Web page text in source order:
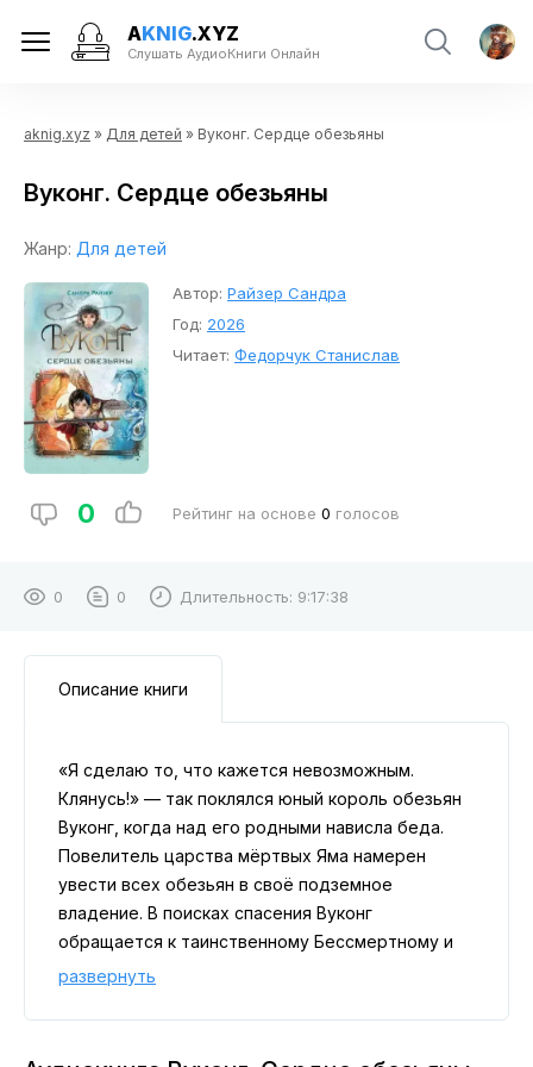
AKNIG.XYZ
Слушать АудиоКниги Онлайн
aknig.xyz » Для детей » Вуконг. Сердце обезьяны
Вуконг. Сердце обезьяны
Жанр: Для детей
Автор: Райзер Сандра
Год: 2026
Читает: Федорчук Станислав
0 Рейтинг на основе 0 голосов
0 0 Длительность: 9:17:38
Описание книги
«Я сделаю то, что кажется невозможным.
Клянусь!» — так поклялся юный король обезьян
Вуконг, когда над его родными нависла беда.
Повелитель царства мёртвых Яма намерен
увести всех обезьян в своё подземное
владение. В поисках спасения Вуконг
обращается к таинственному Бессмертному и
получает редкий дар — способность
двенадцатилетнего мальчика, он тайно
развернуть